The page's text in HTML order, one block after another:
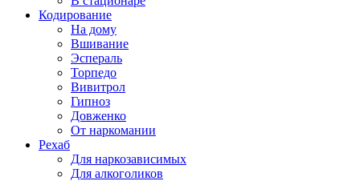
Кодирование
На дому
Вшивание
Эспераль
Торпедо
Вивитрол
Гипноз
Довженко
От наркомании
Рехаб
Для наркозависимых
Для алкоголиков